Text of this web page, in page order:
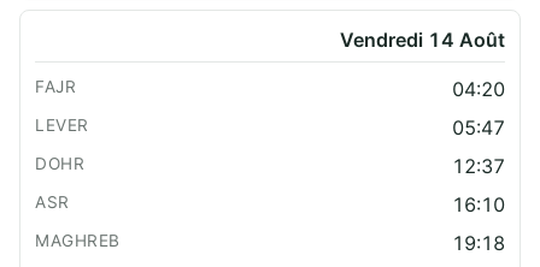
Vendredi 14 Août
04:20
05:47
12:37
16:10
19:18